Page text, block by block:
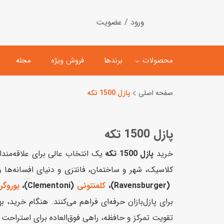
ورود / عضویت
محصولات
اسباب‌بازی‌ ساختنی
کیت و کاردستی
اسباب‌بازی‌ مگنتی
پیست و ست ماشین بازی
ماشین اسباب بازی
ربات و اسباب‌بازیهای
هلیکوپتر و هواپیما
برندها فروش ویژه مجله
صفحه اصلی پازل 1500 تکه
پازل 1500 تکه
خرید پازل 1500 تکه
کلاسیک، شهر و ساختمان، فانتزی و دنیای
(Ravensburger)،
کلمنتونی (Clementoni)،
برای پازل‌بازان حرفه‌ای فراهم می‌کنند. هنگام
تقویت تمرکز و حافظه، راهی فوق‌العاده برای